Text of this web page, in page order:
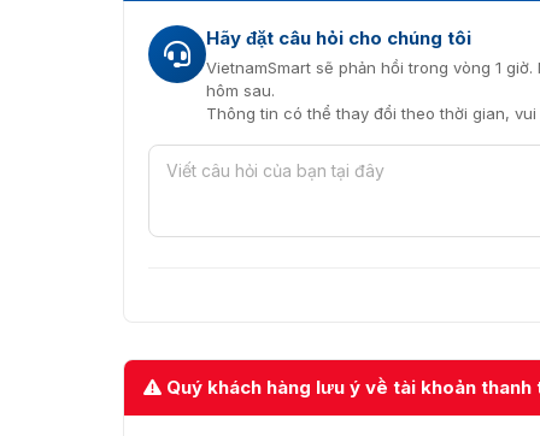
Hãy đặt câu hỏi cho chúng tôi
VietnamSmart sẽ phản hồi trong vòng 1
hôm sau.
Thông tin có thể thay đổi theo thời gian,
Quý khách hàng lưu ý về tài khoản thanh